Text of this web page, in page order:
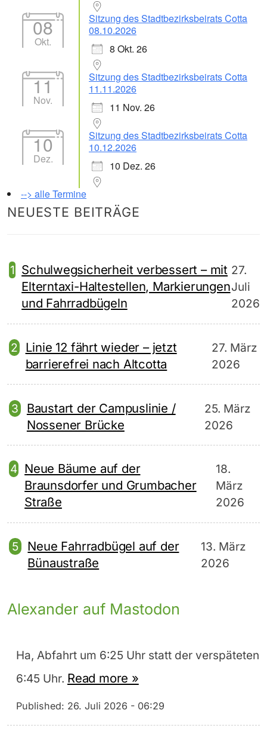
08
Okt.
Sitzung des Stadtbezirksbeirats Cotta
08.10.2026
8 Okt. 26
11
Nov.
Sitzung des Stadtbezirksbeirats Cotta
11.11.2026
11 Nov. 26
10
Dez.
Sitzung des Stadtbezirksbeirats Cotta
10.12.2026
10 Dez. 26
--> alle Termine
NEUESTE BEITRÄGE
Schulwegsicherheit verbessert – mit
Elterntaxi-Haltestellen, Markierungen
und Fahrradbügeln
27.
Juli
2026
Linie 12 fährt wieder – jetzt
barrierefrei nach Altcotta
27. März
2026
Baustart der Campuslinie /
Nossener Brücke
25. März
2026
Neue Bäume auf der
Braunsdorfer und Grumbacher
Straße
18.
März
2026
Neue Fahrradbügel auf der
Bünaustraße
13. März
2026
Alexander auf Mastodon
Ha, Abfahrt um 6:25 Uhr statt der verspäteten
6:45 Uhr. Read more »
Published: 26. Juli 2026 - 06:29